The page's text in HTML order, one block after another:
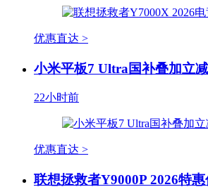
优惠直达 >
小米平板7 Ultra国补叠加立
22小时前
优惠直达 >
联想拯救者Y9000P 2026特